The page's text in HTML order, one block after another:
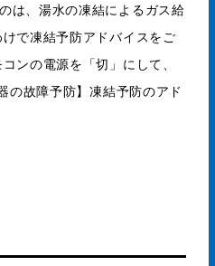
は、湯水の凍結によるガス給
で凍結予防アドバイスをご
ンの電源を「切」にして、
の故障予防】凍結予防のアド